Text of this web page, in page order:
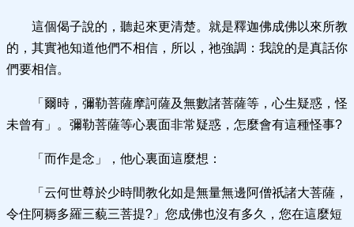
這個偈子說的，聽起來更清楚。就是釋迦佛成佛以來所教
的，其實祂知道他們不相信，所以，祂強調：我說的是真話你
們要相信。
「爾時，彌勒菩薩摩訶薩及無數諸菩薩等，心生疑惑，怪
未曾有」。彌勒菩薩等心裏面非常疑惑，怎麼會有這種怪事?
「而作是念」，他心裏面這麼想：
「云何世尊於少時間教化如是無量無邊阿僧祇諸大菩薩，
令住阿耨多羅三藐三菩提?」您成佛也沒有多久，您在這麼短